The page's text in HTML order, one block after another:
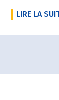
LIRE LA